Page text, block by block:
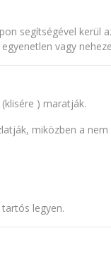
segítségével
vagy
klisére ) maratják.
miközben a
legyen.